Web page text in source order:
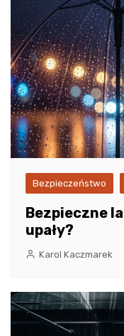
Bezpieczeństwo
Bezpieczne
upały?
Karol Kaczmarek